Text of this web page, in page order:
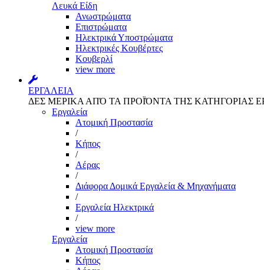
Λευκά Είδη
Ανωστρώματα
Επιστρώματα
Ηλεκτρικά Υποστρώματα
Ηλεκτρικές Κουβέρτες
Κουβερλί
view more
ΕΡΓΑΛΕΙΑ
ΔΕΣ ΜΕΡΙΚΑ ΑΠΌ ΤΑ ΠΡΟΪΌΝΤΑ ΤΗΣ ΚΑΤΗΓΟΡΙΑΣ
Εργαλεία
Aτομική Προστασία
/
Kήπος
/
Αέρας
/
Διάφορα Δομικά Εργαλεία & Μηχανήματα
/
Εργαλεία Ηλεκτρικά
/
view more
Εργαλεία
Aτομική Προστασία
Kήπος